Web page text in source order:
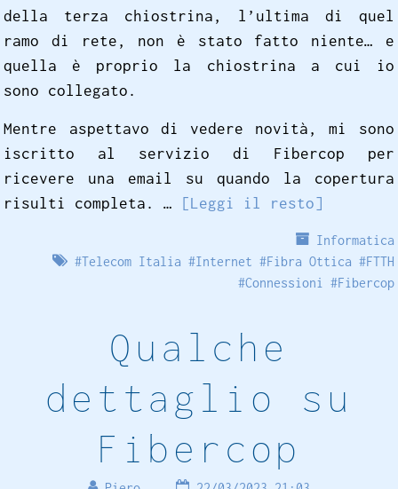
della terza chiostrina, l’ultima di quel
ramo di rete, non è stato fatto niente… e
quella è proprio la chiostrina a cui io
sono collegato.
Mentre aspettavo di vedere novità, mi sono
iscritto al servizio di Fibercop per
ricevere una email su quando la copertura
risulti completa. … [Leggi il resto]
Informatica
#Telecom Italia #Internet #Fibra Ottica #FTTH
#Connessioni #Fibercop
Qualche
dettaglio su
Fibercop